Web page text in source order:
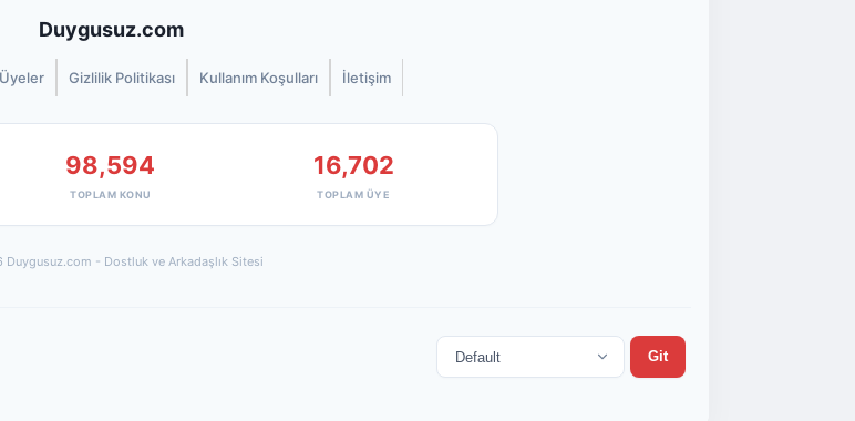
Duygusuz.com
Gizlilik Politikası Kullanım Koşulları İletişim
98,594
TOPLAM KONU
16,702
TOPLAM ÜYE
- Dostluk ve Arkadaşlık Sitesi